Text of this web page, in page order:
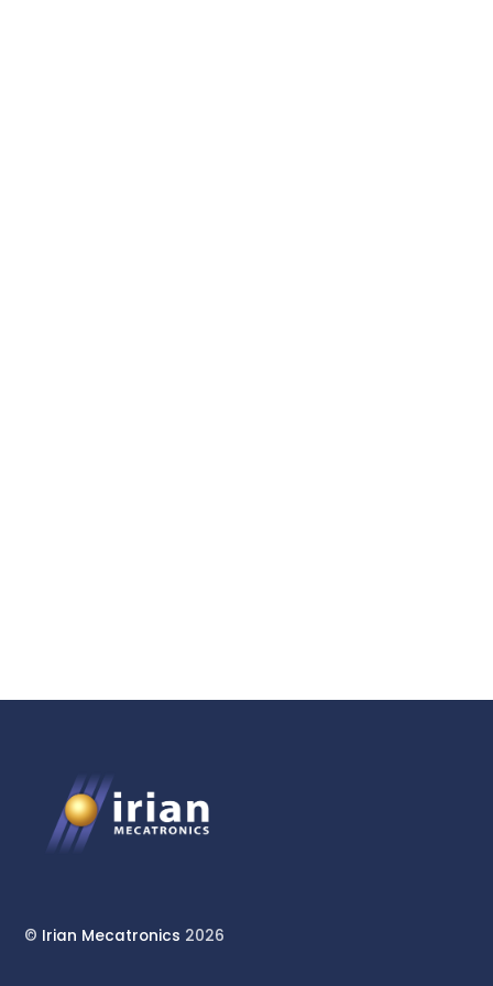
© Irian Mecatronics 2026